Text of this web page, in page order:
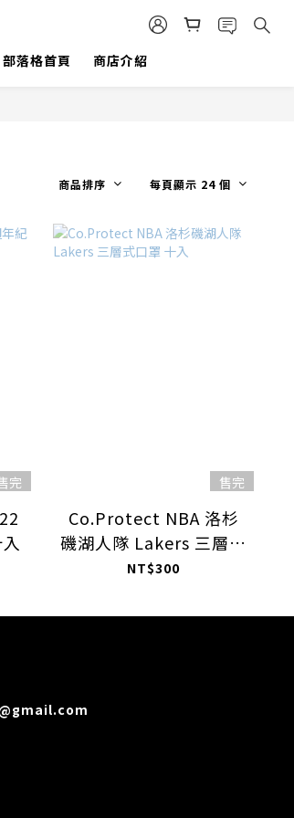
部落格首頁 商店介紹
商品排序 每頁顯示 24 個
完 售完
Co.Protect NBA 洛杉
磯湖人隊 Lakers 三層式
口罩 十入
NT$300